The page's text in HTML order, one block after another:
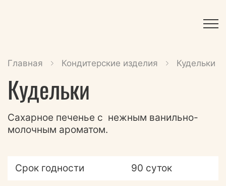
Главная Кондитерские изделия Кудельки
Кудельки
Сахарное печенье с нежным ванильно-
молочным ароматом.
Срок годности 90 суток